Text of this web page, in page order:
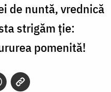
de nuntă, vrednică
strigăm ţie:
pomenită!